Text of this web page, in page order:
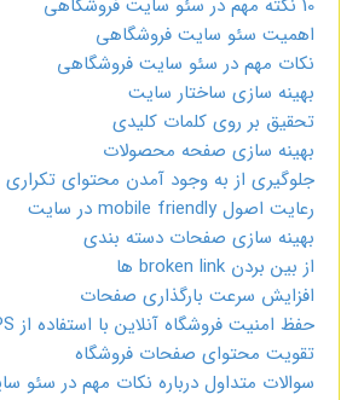
10 نکته مهم در سئو سایت فروشگاهی
اهمیت سئو سایت فروشگاهی
نکات مهم در سئو سایت فروشگاهی
بهینه سازی ساختار سایت
تحقیق بر روی کلمات کلیدی
بهینه سازی صفحه محصولات
جلوگیری از به وجود آمدن محتوای تکراری
رعایت اصول mobile friendly در سایت
بهینه سازی صفحات دسته بندی
از بین بردن broken link ها
افزایش سرعت بارگذاری صفحات
حفظ امنیت فروشگاه آنلاین با استفاده از HTTPS
تقویت محتوای صفحات فروشگاه
سوالات متداول درباره نکات مهم در سئو